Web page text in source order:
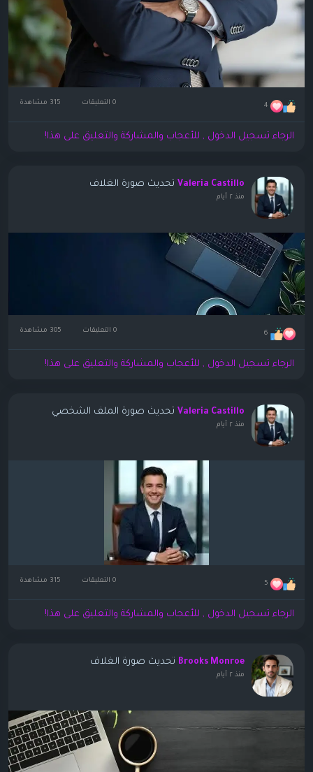
4 0 التعليقات
الرجاء تسجيل الدخول , للأعجاب والمشاركة والتعليق على هذا!
Valeria Castillo تحديث صورة الغلاف
منذ ٢ أيام
6 0 التعليقات
الرجاء تسجيل الدخول , للأعجاب والمشاركة والتعليق على هذا!
Valeria Castillo تحديث صورة الملف الشخصي
منذ ٢ أيام
5 0 التعليقات
الرجاء تسجيل الدخول , للأعجاب والمشاركة والتعليق على هذا!
Brooks Monroe تحديث صورة الغلاف
منذ ٢ أيام